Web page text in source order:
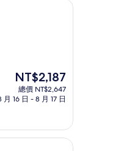
現
在
價
NT$2,187
NT$2,187
總價 NT$2,647
月 16 日 - 8 月 17 日